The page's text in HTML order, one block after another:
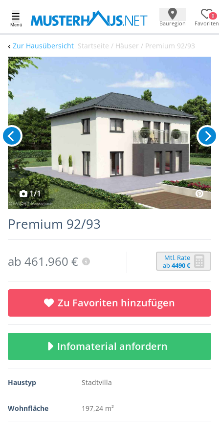
Menü Bauregion
0
Favoriten
Zur Hausübersicht Startseite / Häuser / Premium 92/93
1/1
Premium 92/93
ab 461.960 €
Mtl. Rate
ab4490 €
Zu Favoriten hinzufügen
Infomaterial anfordern
Haustyp Stadtvilla
Wohnfläche 197,24 m²